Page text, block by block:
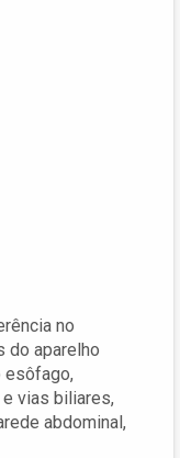
no
do aparelho
esôfago,
vias biliares,
abdominal,